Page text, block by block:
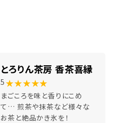
とろりん茶房 香茶喜縁
5 ★★★★★
まごころを味と香りにこめ
て… 煎茶や抹茶など様々な
お茶と絶品かき氷を！